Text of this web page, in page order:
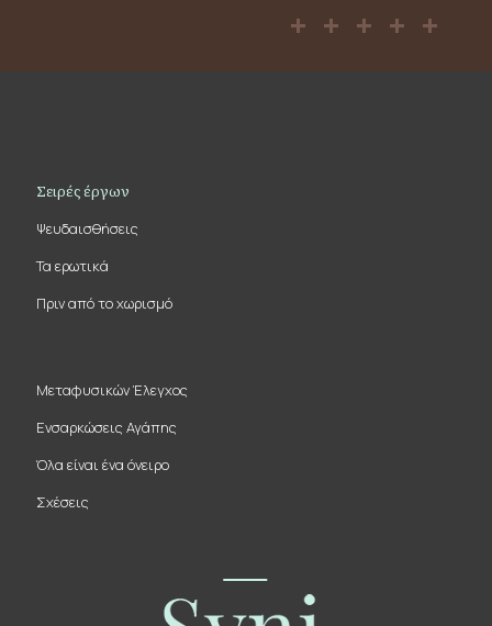
Σειρές έργων
Ψευδαισθήσεις
Τα ερωτικά
Πριν από το χωρισμό
Μεταφυσικών Έλεγχος
Ενσαρκώσεις Αγάπης
Όλα είναι ένα όνειρο
Σχέσεις